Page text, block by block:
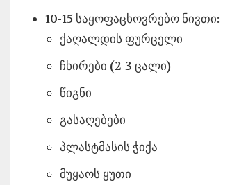
10-15 საყოფაცხოვრებო ნივთი:
ქაღალდის ფურცელი
ჩხირები (2-3 ცალი)
წიგნი
გასაღებები
პლასტმასის ჭიქა
მუყაოს ყუთი